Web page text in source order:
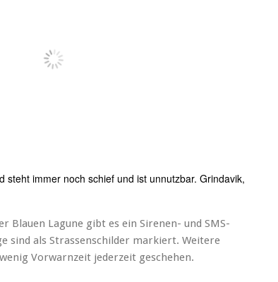
steht immer noch schief und ist unnutzbar. Grindavik,
Blauen Lagune gibt es ein Sirenen- und SMS-
sind als Strassenschilder markiert. Weitere
Vorwarnzeit jederzeit geschehen.